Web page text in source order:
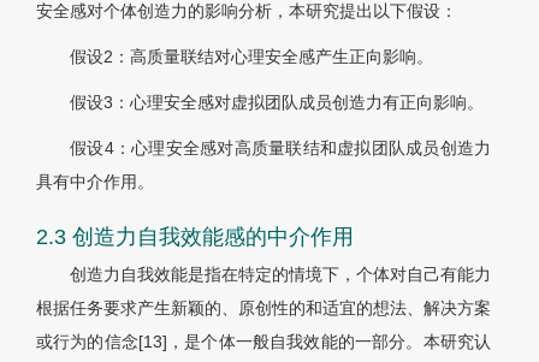
安全感对个体创造力的影响分析，本研究提出以下假设：
假设2：高质量联结对心理安全感产生正向影响。
假设3：心理安全感对虚拟团队成员创造力有正向影响。
假设4：心理安全感对高质量联结和虚拟团队成员创造力
具有中介作用。
2.3 创造力自我效能感的中介作用
创造力自我效能是指在特定的情境下，个体对自己有能力
根据任务要求产生新颖的、原创性的和适宜的想法、解决方案
或行为的信念[13]，是个体一般自我效能的一部分。本研究认